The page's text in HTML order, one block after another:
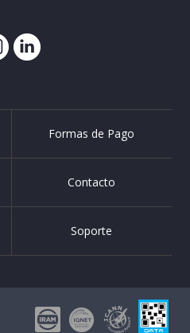
Formas de Pago
Contacto
Soporte